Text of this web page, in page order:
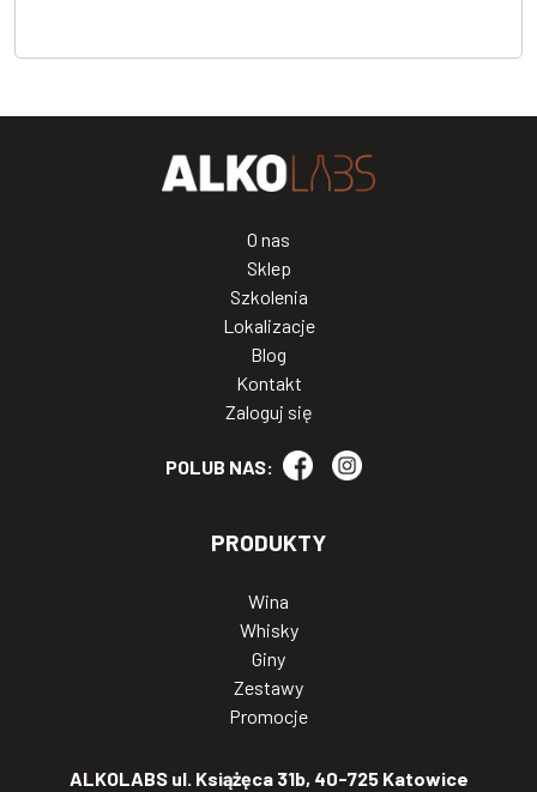
O nas
Sklep
Szkolenia
Lokalizacje
Blog
Kontakt
Zaloguj się
POLUB NAS:
PRODUKTY
Wina
Whisky
Giny
Zestawy
Promocje
ALKOLABS ul. Książęca 31b, 40-725 Katowice